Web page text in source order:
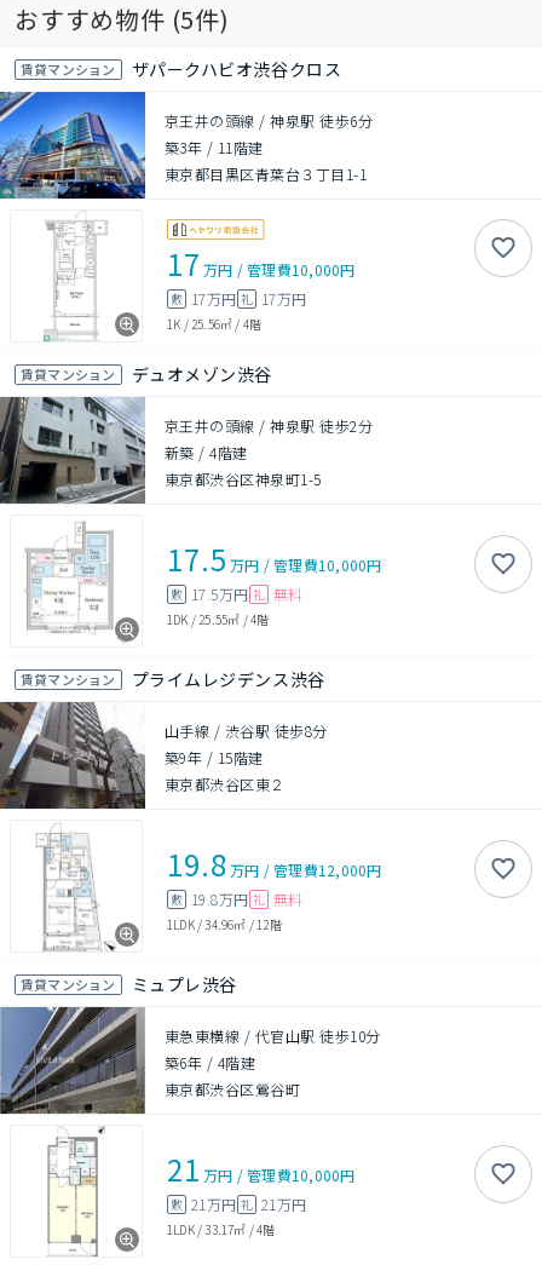
おすすめ物件 (5件)
賃貸マンション ザパークハビオ渋谷クロス
京王井の頭線 / 神泉駅 徒歩6分
築3年 / 11階建
東京都目黒区青葉台３丁目1-1
17 万円 /管理費10,000円
敷 17万円 礼 17万円
1K /25.56㎡ / 4階
賃貸マンション デュオメゾン渋谷
京王井の頭線 / 神泉駅 徒歩2分
新築 /4階建
東京都渋谷区神泉町1-5
17.5 万円 /管理費10,000円
敷 17.5万円 礼 無料
1DK / 25.55㎡ /4階
賃貸マンション プライムレジデンス渋谷
山手線 / 渋谷駅 徒歩8分
築9年 / 15階建
東京都渋谷区東２
19.8万円 /管理費12,000円
敷 19.8万円 礼 無料
1LDK/34.96㎡ / 12階
賃貸マンション ミュプレ渋谷
東急東横線 / 代官山駅 徒歩10分
築6年 / 4階建
東京都渋谷区鶯谷町
21 万円 /管理費10,000円
敷 21万円 礼 21万円
1LDK/33.17㎡ /4階